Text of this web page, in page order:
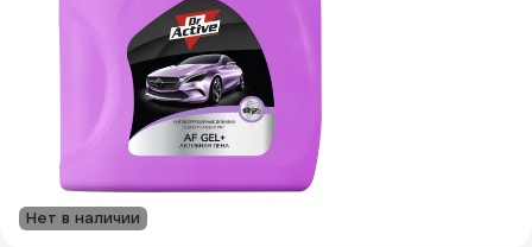
Нет в наличии